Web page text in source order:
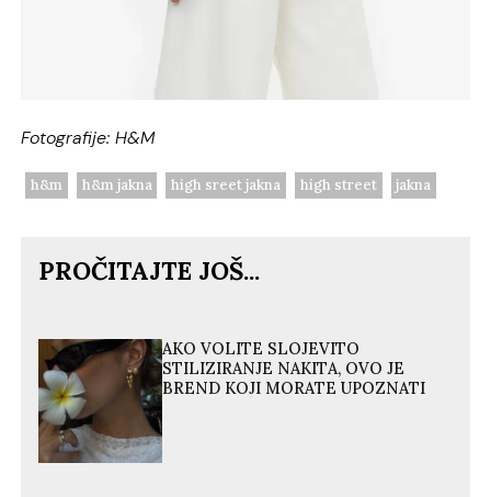
Fotografije: H&M
h&m h&m jakna high sreet jakna high street jakna
PROČITAJTE JOŠ...
AKO VOLITE SLOJEVITO
STILIZIRANJE NAKITA, OVO JE
BREND KOJI MORATE UPOZNATI